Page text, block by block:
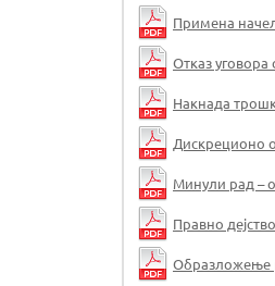
Примена
Отказ уговора
Накнада
Дискреционо
Минули рад –
Правно
Oбразложење